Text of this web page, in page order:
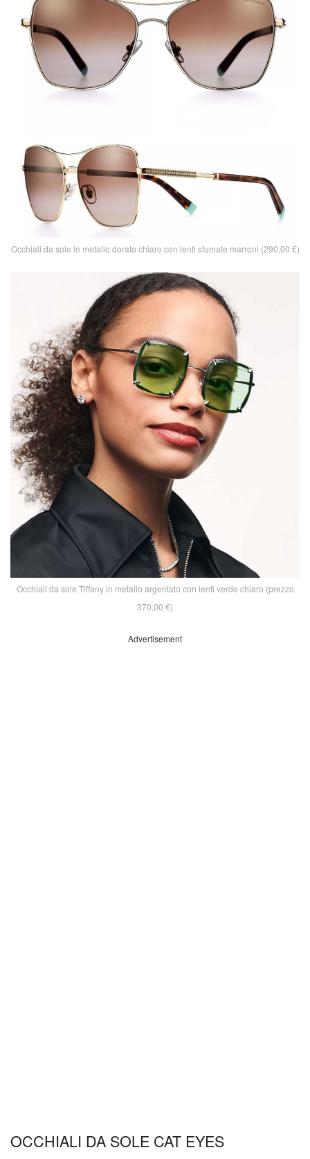
Occhiali da sole in metallo dorato chiaro con lenti sfumate marroni (290,00 €)
Occhiali da sole Tiffany in metallo argentato con lenti verde chiaro (prezzo
370,00 €)
Advertisement
OCCHIALI DA SOLE CAT EYES